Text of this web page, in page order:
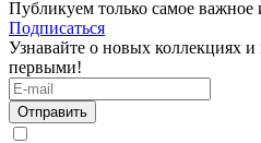
Публикуем только самое важное
Подписаться
Узнавайте о новых коллекциях
первыми!
Отправить